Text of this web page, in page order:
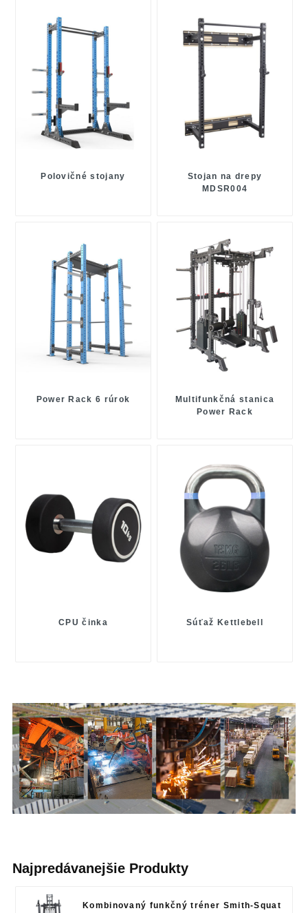
Polovičné stojany
Stojan na drepy
MDSR004
Power Rack 6 rúrok
Multifunkčná stanica
Power Rack
CPU činka Súťaž Kettlebell
Najpredávanejšie Produkty
Kombinovaný funkčný tréner Smith-Squat